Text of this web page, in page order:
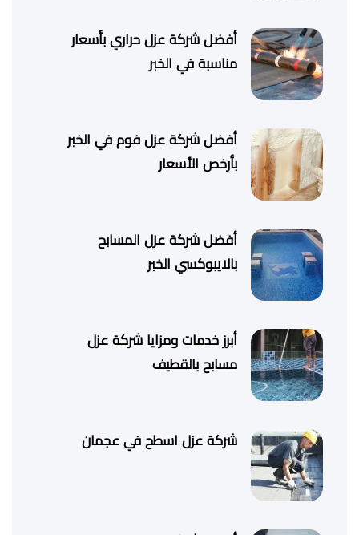
أفضل شركة عزل حراري بأسعار
مناسبة في الخبر
أفضل شركة عزل فوم في الخبر
بأرخص الأسعار
أفضل شركة عزل المسابح
بالايبوكسي الخبر
أبرز خدمات ومزايا شركة عزل
مسابح بالقطيف
شركة عزل اسطح في عجمان